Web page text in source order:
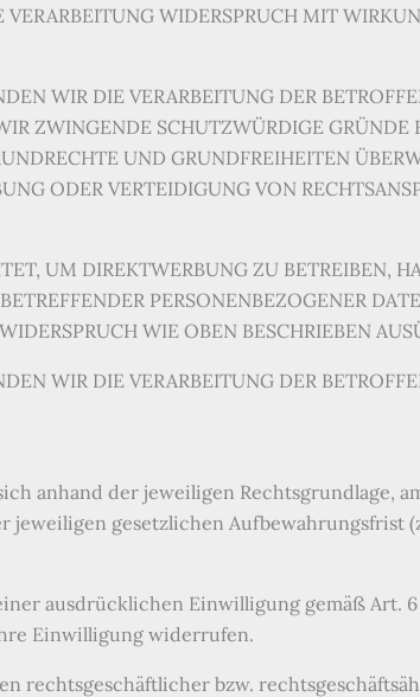
WIDERSPRUCH MIT
WIR DIE VERARBEITUNG DER
ZWINGENDE SCHUTZWÜRDIGE GRÜNDE
UND GRUNDFREIHEITEN
ODER VERTEIDIGUNG VON
UM DIREKTWERBUNG ZU BETREIBEN,
PERSONENBEZOGENER
WIE OBEN BESCHRIEBEN
WIR DIE VERARBEITUNG DER
anhand der jeweiligen Rechtsgrundlage,
jeweiligen gesetzlichen Aufbewahrungsfrist
ausdrücklichen Einwilligung gemäß Art. 6
Einwilligung widerrufen.
rechtsgeschäftlicher bzw.